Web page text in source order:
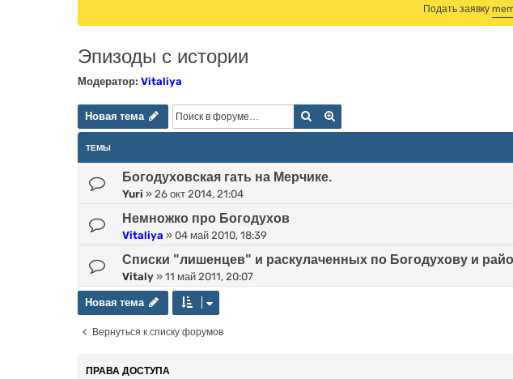
Подать заявку
Эпизоды с истории
Модератор: Vitaliya
Новая тема
Новая тема Поиск
ТЕМЫ
Богодуховская гать на Мерчике.
Yuri » 26 окт 2014, 21:04
Немножко про Богодухов
Vitaliya » 04 май 2010, 18:39
Списки "лишенцев" и раскулаченных по Богодухову и
Vitaly » 11 май 2011, 20:07
Новая тема
Новая тема
Вернуться к списку форумов
ПРАВА ДОСТУПА